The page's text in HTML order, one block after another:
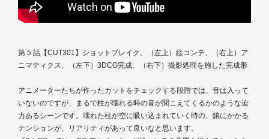
第 5 話【CUT301】ショットブレイク。（左上）絵コンテ、（右上）ア
ニマティクス、（左下）3DCG完成、（右下）撮影処理を施した完成形
アニメーターたちが作ったカットをチェックする段階では、音は入って
いないのですが、まるで柱が壊れる時の音が聞こえてくるかのような迫
力あるシーンです。壊れた柱が空に吸い込まれていく時の、鎖にかかる
テンションが、リアリティがあって良いなと思います。